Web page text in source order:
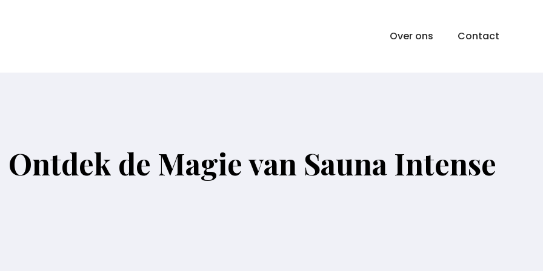
Over ons Contact
de Magie van Sauna Intense